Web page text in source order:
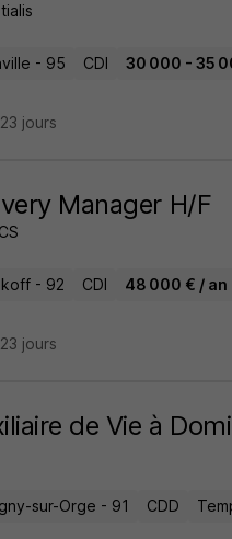
- 95 CDI 30 000 - 35
jours
Manager H/F
- 92 CDI 48 000 € / an
jours
de Vie à
sur-Orge - 91 CDD